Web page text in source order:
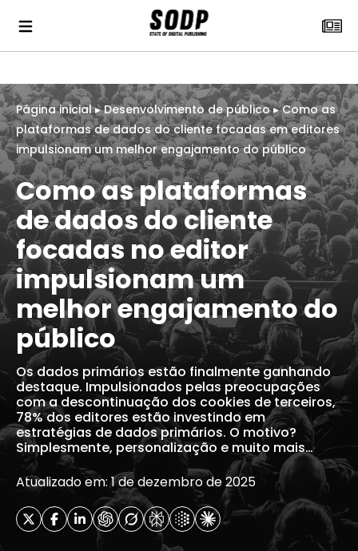
Página inicial▸Desenvolvimento de público▸Como as
plataformas de dados do cliente focadas em editores
impulsionam um melhor engajamento do público
Como as plataformas
de dados do cliente
focadas no editor
impulsionam um
melhor engajamento do
público
Os dados primários estão finalmente ganhando
destaque. Impulsionados pelas preocupações
com a descontinuação dos cookies de terceiros,
78% dos editores estão investindo em
estratégias de dados primários. O motivo?
Simplesmente, personalização e muito mais…
Atualizado em: 1 de dezembro de 2025